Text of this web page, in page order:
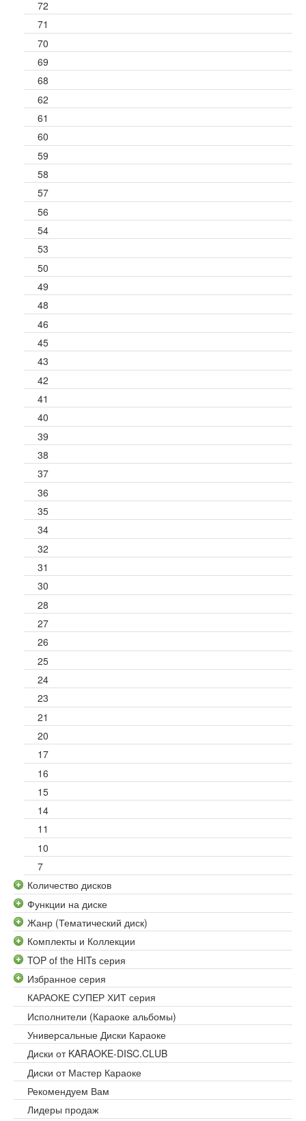
72
71
70
69
68
62
61
60
59
58
57
56
54
53
50
49
48
46
45
43
42
41
40
39
38
37
36
35
34
32
31
30
28
27
26
25
24
23
21
20
17
16
15
14
11
10
7
Количество дисков
Функции на диске
Жанр (Тематический диск)
Комплекты и Коллекции
TOP of the HITs серия
Избранное серия
КАРАОКЕ СУПЕР ХИТ серия
Исполнители (Караоке альбомы)
Универсальные Диски Караоке
Диски от KARAOKE-DISC.CLUB
Диски от Мастер Караоке
Рекомендуем Вам
Лидеры продаж